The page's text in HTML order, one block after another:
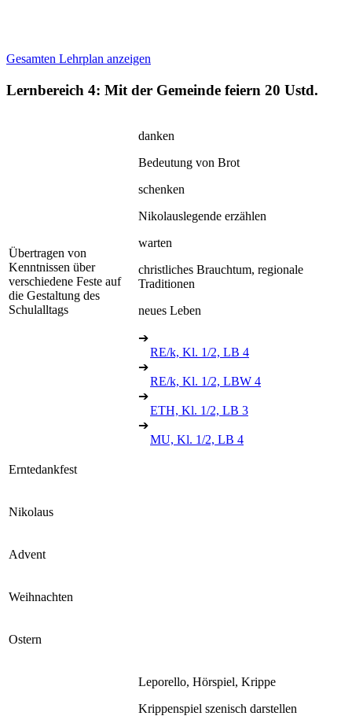
Gesamten Lehrplan anzeigen
Lernbereich 4: Mit der Gemeinde feiern 20 Ustd.
Übertragen von
Kenntnissen über
verschiedene Feste auf
die Gestaltung des
Schulalltags
danken
Bedeutung von Brot
schenken
Nikolauslegende erzählen
warten
christliches Brauchtum, regionale
Traditionen
neues Leben
➔
RE/k, Kl. 1/2, LB 4
➔
RE/k, Kl. 1/2, LBW 4
➔
ETH, Kl. 1/2, LB 3
➔
MU, Kl. 1/2, LB 4
Erntedankfest
Nikolaus
Advent
Weihnachten
Ostern
Leporello, Hörspiel, Krippe
Krippenspiel szenisch darstellen